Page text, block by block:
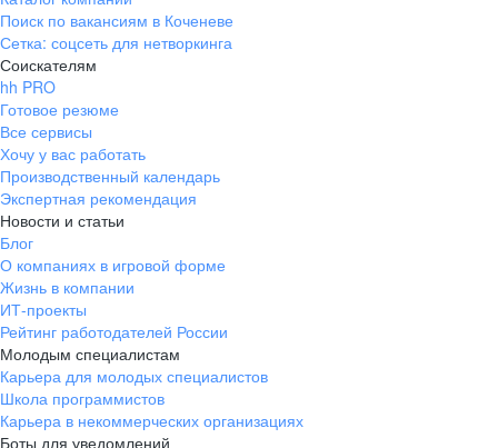
Поиск по вакансиям в Коченеве
Сетка: соцсеть для нетворкинга
Соискателям
hh PRO
Готовое резюме
Все сервисы
Хочу у вас работать
Производственный календарь
Экспертная рекомендация
Новости и статьи
Блог
О компаниях в игровой форме
Жизнь в компании
ИТ-проекты
Рейтинг работодателей России
Молодым специалистам
Карьера для молодых специалистов
Школа программистов
Карьера в некоммерческих организациях
Боты для уведомлений